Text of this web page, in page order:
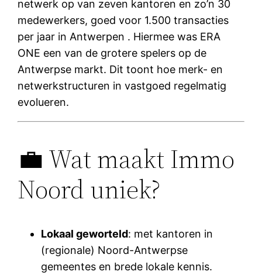
netwerk op van zeven kantoren en zo’n 30
medewerkers, goed voor 1.500 transacties
per jaar in Antwerpen . Hiermee was ERA
ONE een van de grotere spelers op de
Antwerpse markt. Dit toont hoe merk- en
netwerkstructuren in vastgoed regelmatig
evolueren.
💼 Wat maakt Immo
Noord uniek?
Lokaal geworteld: met kantoren in
(regionale) Noord-Antwerpse
gemeentes en brede lokale kennis.